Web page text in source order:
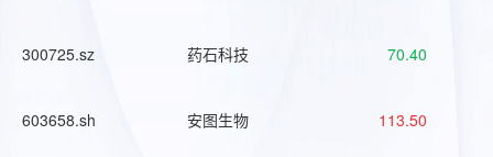
300725.sz 药石科技 70.40
603658.sh 安图生物 113.50